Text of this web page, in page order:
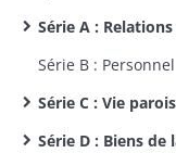
Série A :
Série B : Personnel
Série C : Vie
Série D : Biens de